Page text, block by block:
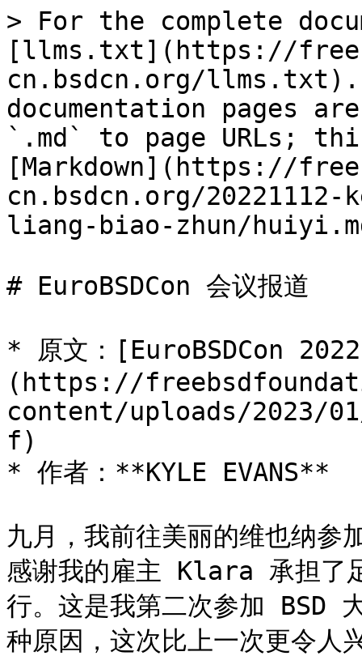
> For the complete
[llms.txt](https://
cn.bsdcn.org/llms.txt).
documentation pages
`.md` to page URLs;
[Markdown](https://
cn.bsdcn.org/
liang-biao-zhun/
# EuroBSDCon 会议报道
* 原文：[EuroBSDCon
(https://
content/uploads/2023/
f)
* 作者：**KYLE EVANS**
九月，我前往美丽的维也纳
感谢我的雇主 Klara 承担了
行。这是我第二次参加 BSD
种原因，这次比上一次更令人